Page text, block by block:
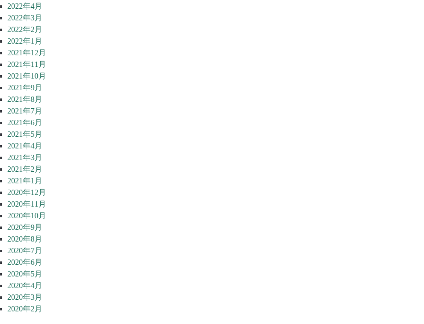
2022年4月
2022年3月
2022年2月
2022年1月
2021年12月
2021年11月
2021年10月
2021年9月
2021年8月
2021年7月
2021年6月
2021年5月
2021年4月
2021年3月
2021年2月
2021年1月
2020年12月
2020年11月
2020年10月
2020年9月
2020年8月
2020年7月
2020年6月
2020年5月
2020年4月
2020年3月
2020年2月